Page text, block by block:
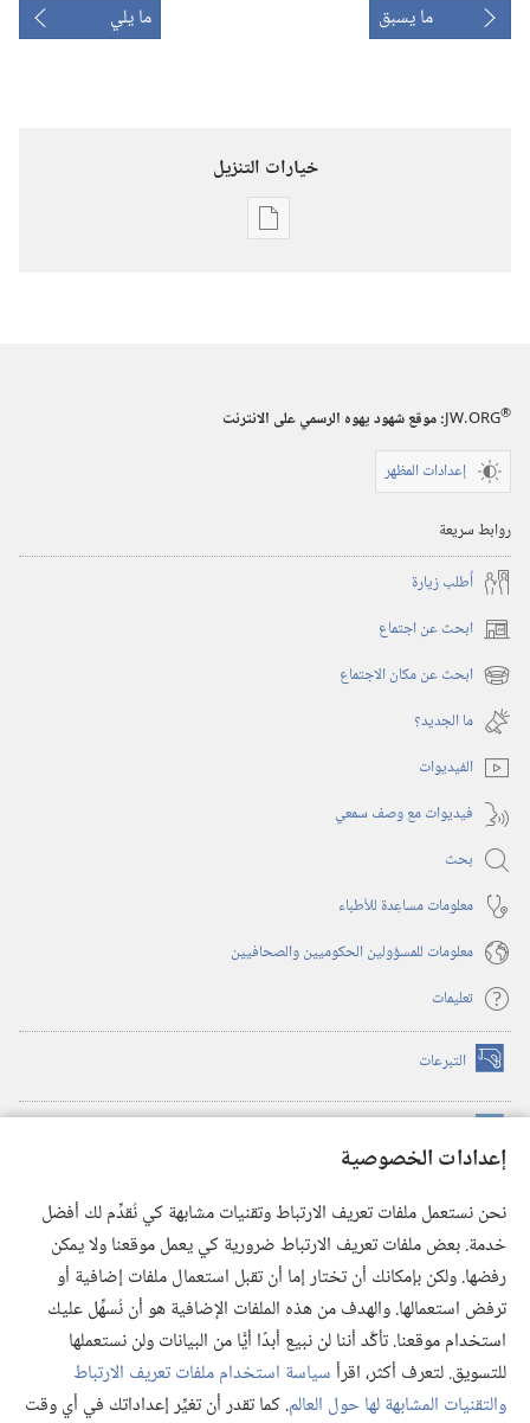
إعدادات الخصوصية
نحن نستعمل ملفات تعريف الارتباط وتقنيات مشابهة كي نُقدِّم لك أفضل
خدمة. بعض ملفات تعريف الارتباط ضرورية كي يعمل موقعنا ولا يمكن
رفضها. ولكن بإمكانك أن تختار إما أن تقبل استعمال ملفات إضافية أو
ترفض استعمالها. والهدف من هذه الملفات الإضافية هو أن نُسهِّل عليك
استخدام موقعنا. تأكَّد أننا لن نبيع أبدًا أيًّا من البيانات ولن نستعملها
للتسويق. لتعرف أكثر، اقرأسياسة استخدام ملفات تعريف الارتباط
والتقنيات المشابهة لها حول العالم. كما تقدر أن تغيِّر إعداداتك في أي وقت
ما يسبق ما يلي
خيارات التنزيل
خيارات
الدراسية)‏
‎٢٠٠٣
JW.ORG®
:‏ موقع شهود يهوه الرسمي على الانترنت
إعدادات المظهر
روابط سريعة
أُطلب زيارة
ابحث عن اجتماع (يفتح
نافذة ابحث عن مكان الاجتماع (يفتح
نافذة
جديدة)
ما الجديد؟‏
الفيديوات
فيديوات مع وصف سمعي
بحث
معلومات مساعِدة للأطباء
معلومات للمسؤولين الحكوميين والصحافيين
تعليمات
التبرعات (يفتح
نافذة
(يفتح
نافذة
(يفتح
نافذة
جديدة) تطبيق ®
JW Library
مكتبة برج المراقبة